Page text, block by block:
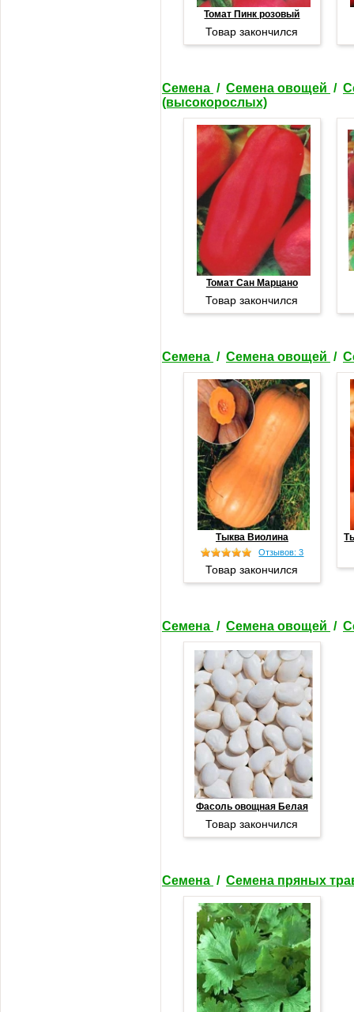
Томат Пинк розовый
Товар закончился
Семена / Семена овощей /
(высокорослых)
Томат Сан Марцано
Товар закончился
Семена / Семена овощей /
Тыква Виолина
Отзывов: 3
Товар закончился
Семена / Семена овощей /
Фасоль овощная Белая
Товар закончился
Семена / Семена пряных